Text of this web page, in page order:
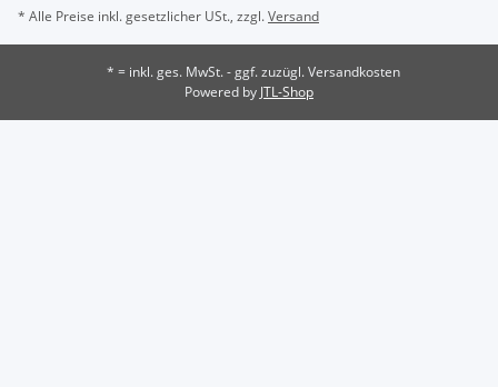
* Alle Preise inkl. gesetzlicher USt., zzgl.Versand
* = inkl. ges. MwSt. - ggf. zuzügl. Versandkosten
Powered by JTL-Shop